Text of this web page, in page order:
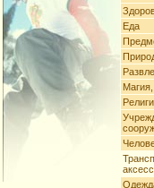
Еда